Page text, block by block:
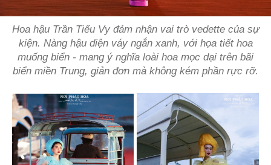
Hoa hậu Trần Tiểu Vy đảm nhận vai trò vedette của sự
kiện. Nàng hậu diện váy ngắn xanh, với họa tiết hoa
muống biển - mang ý nghĩa loài hoa mọc dại trên bãi
biển miền Trung, giản đơn mà không kém phần rực rỡ.